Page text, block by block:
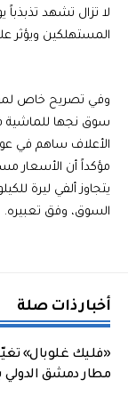
لا تزال تشهد
المستهلكين ويؤثر
سوق نجها للماشية
الأعلاف ساهم في
مؤكداً أن الأسعار
يتجاوز ألفي ليرة
السوق، وفق تعبيره.
أخبار ذات صلة
«فليك غلوبال»
مطار دمشق